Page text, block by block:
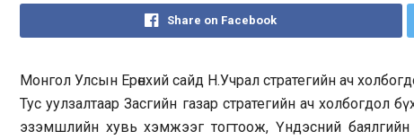
Share on Facebook
Монгол Улсын Ерөнхий сайд Н.Учрал стратегийн ач
Тус уулзалтаар Засгийн газар стратегийн ач
эзэмшлийн хувь хэмжээг тогтоож, Үндэсний баялгийн